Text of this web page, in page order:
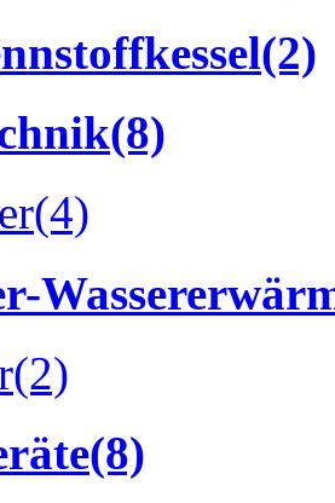
(2)
(8)
(4)
(2)
(8)